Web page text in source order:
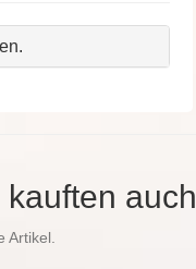
auch
Artikel.